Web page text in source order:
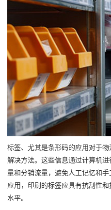
标签、尤其是条形码的应用对于
解决方法。这些信息通过计算机
量和分销流量，避免人工记忆和
应用，印刷的标签应具有抗刮性
水平。